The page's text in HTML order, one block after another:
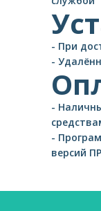
- При
-
-
-
версий